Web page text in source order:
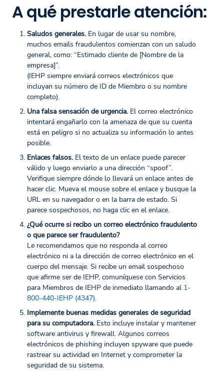
A qué prestarle atención:
Saludos generales. En lugar de usar su nombre,
muchos emails fraudulentos comienzan con un saludo
general, como: “Estimado cliente de [Nombre de la
empresa]”.
(IEHP siempre enviará correos electrónicos que
incluyan su número de ID de Miembro o su nombre
completo).
Una falsa sensación de urgencia. El correo electrónico
intentará engañarlo con la amenaza de que su cuenta
está en peligro si no actualiza su información lo antes
posible.
Enlaces falsos. El texto de un enlace puede parecer
válido y luego enviarlo a una dirección “spoof”.
Verifique siempre dónde lo llevará un enlace antes de
hacer clic. Mueva el mouse sobre el enlace y busque la
URL en su navegador o en la barra de estado. Si
parece sospechosos, no haga clic en el enlace.
¿Qué ocurre si recibo un correo electrónico fraudulento
o que parece ser fraudulento?
Le recomendamos que no responda al correo
electrónico ni a la dirección de correo electrónico en el
cuerpo del mensaje. Si recibe un email sospechoso
que afirme ser de IEHP, comuníquese con Servicios
para Miembros de IEHP de inmediato llamando al 1-
800-440-IEHP (4347).
Implemente buenas medidas generales de seguridad
para su computadora. Esto incluye instalar y mantener
software antivirus y firewall. Algunos correos
electrónicos de phishing incluyen spyware que puede
rastrear su actividad en Internet y comprometer la
seguridad de su sistema.